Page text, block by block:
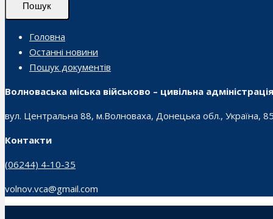
Пошук
Головна
Останні новини
Пошук документів
Волноваська міська військово – цивільна адміністрація
вул. Центральна 88, м.Волноваха, Донецька обл., Україна,
Контакти
(06244) 4-10-35
volnov.vca@gmail.com